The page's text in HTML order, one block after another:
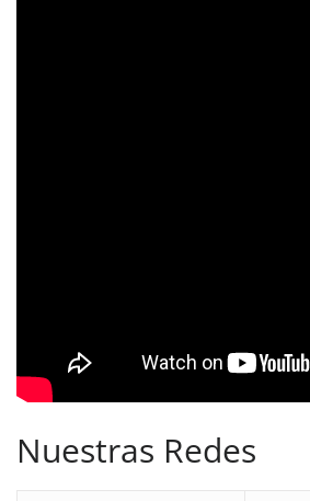
Nuestras Redes